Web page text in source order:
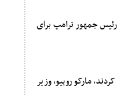
جمهور ترامپ برای
مارکو روبیو، وزیر